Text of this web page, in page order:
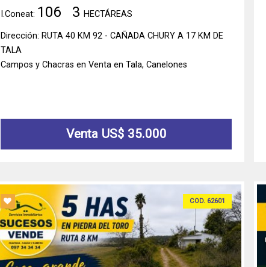
I.Coneat: 106 3 HECTÁREAS
Dirección: RUTA 40 KM 92 - CAÑADA CHURY A 17 KM DE
TALA
Campos y Chacras en Venta en Tala, Canelones
Venta US$ 35.000
COD. 62601